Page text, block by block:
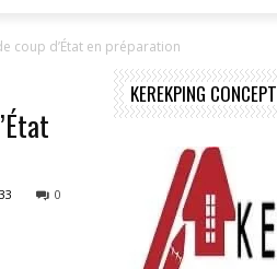
coup d’État en préparation
0
KEREKPING CONCEPT